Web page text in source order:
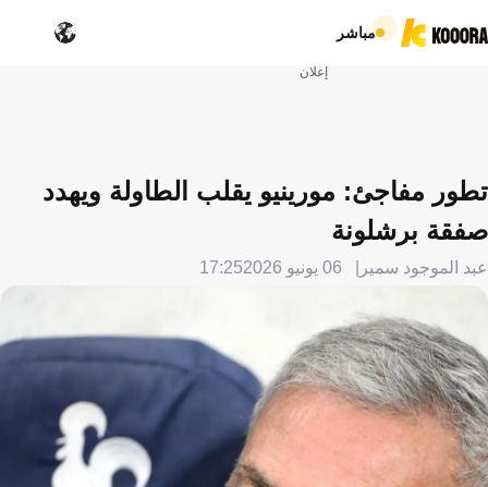
مباشر
إعلان
تطور مفاجئ: مورينيو يقلب الطاولة ويهدد
صفقة برشلونة
عبد الموجود سمير 06 يونيو 2026 17:25